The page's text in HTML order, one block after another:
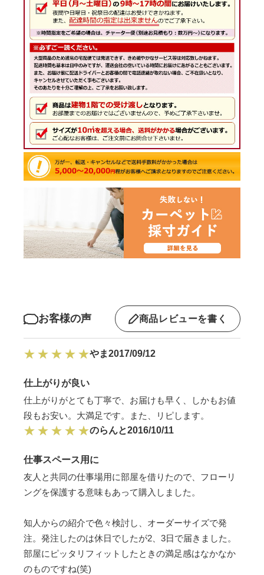
お客様の声 商品レビューを書く
やま2017/09/12
仕上がりが良い
仕上がりがとても丁寧で、お届けも早く、しかもお値
段もお安い。大満足です。また、リピします。
のらんと2016/10/11
仕事スペース用に
友人と共同の仕事場用に部屋を借りたので、フローリ
ングを保護する意味もあって購入しました。
知人からの紹介で色々検討し、オーダーサイズで発
注。発注したのは休日でしたが2、3日で届きました。
部屋にピッタリフィットしたときの満足感はなかなか
のものですね(笑)